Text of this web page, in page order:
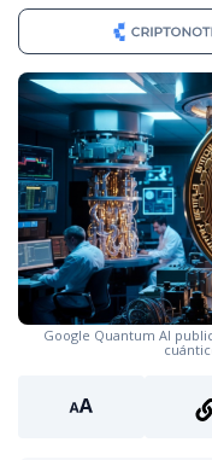
Google Quantum AI